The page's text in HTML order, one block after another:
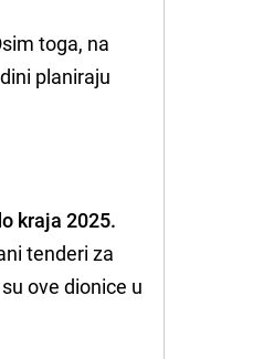
toga, na
planiraju
kraja 2025.
tenderi za
ove dionice u